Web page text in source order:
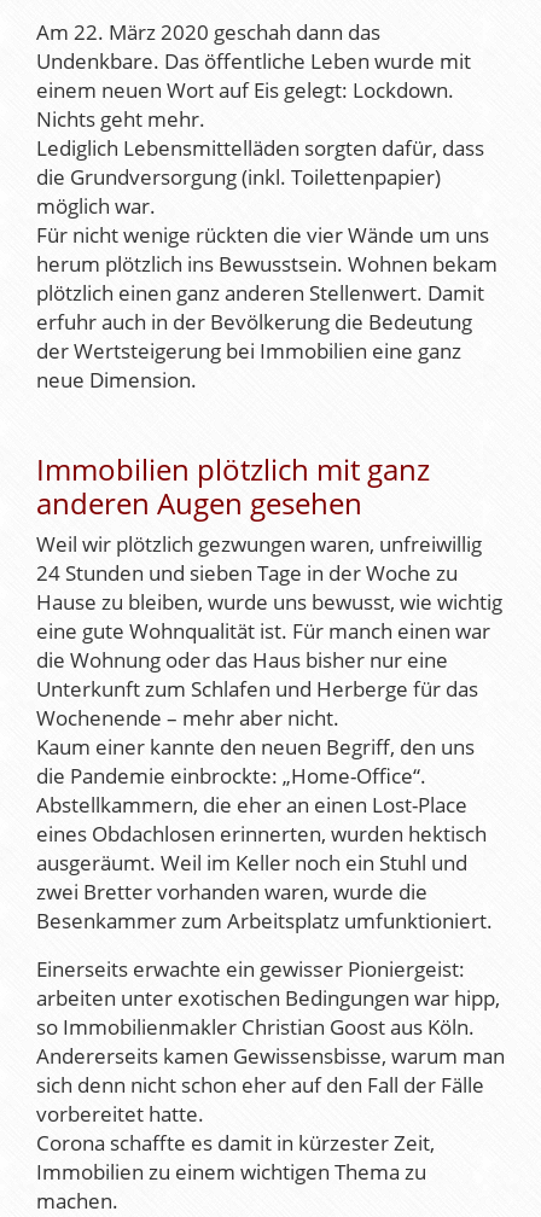
Am 22. März 2020 geschah dann das
Undenkbare. Das öffentliche Leben wurde mit
einem neuen Wort auf Eis gelegt: Lockdown.
Nichts geht mehr.
Lediglich Lebensmittelläden sorgten dafür, dass
die Grundversorgung (inkl. Toilettenpapier)
möglich war.
Für nicht wenige rückten die vier Wände um uns
herum plötzlich ins Bewusstsein. Wohnen bekam
plötzlich einen ganz anderen Stellenwert. Damit
erfuhr auch in der Bevölkerung die Bedeutung
der Wertsteigerung bei Immobilien eine ganz
neue Dimension.
Immobilien plötzlich mit ganz
anderen Augen gesehen
Weil wir plötzlich gezwungen waren, unfreiwillig
24 Stunden und sieben Tage in der Woche zu
Hause zu bleiben, wurde uns bewusst, wie wichtig
eine gute Wohnqualität ist. Für manch einen war
die Wohnung oder das Haus bisher nur eine
Unterkunft zum Schlafen und Herberge für das
Wochenende – mehr aber nicht.
Kaum einer kannte den neuen Begriff, den uns
die Pandemie einbrockte: „Home-Office“.
Abstellkammern, die eher an einen Lost-Place
eines Obdachlosen erinnerten, wurden hektisch
ausgeräumt. Weil im Keller noch ein Stuhl und
zwei Bretter vorhanden waren, wurde die
Besenkammer zum Arbeitsplatz umfunktioniert.
Einerseits erwachte ein gewisser Pioniergeist:
arbeiten unter exotischen Bedingungen war hipp,
so Immobilienmakler Christian Goost aus Köln.
Andererseits kamen Gewissensbisse, warum man
sich denn nicht schon eher auf den Fall der Fälle
vorbereitet hatte.
Corona schaffte es damit in kürzester Zeit,
Immobilien zu einem wichtigen Thema zu
machen.